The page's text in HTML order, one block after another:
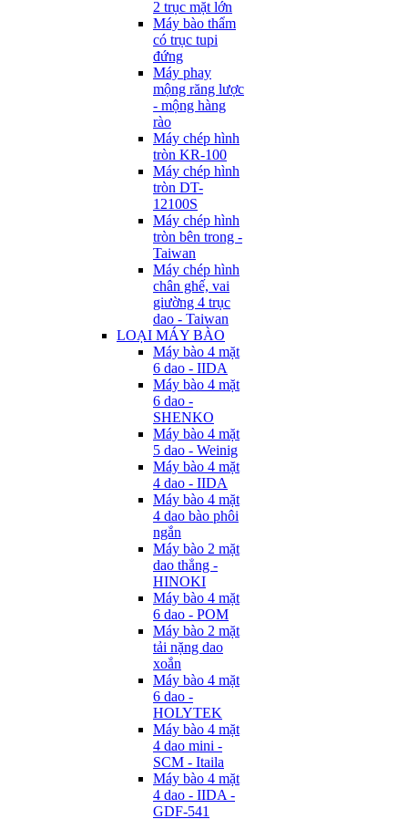
2 trục mặt lớn
Máy bào thẩm
có trục tupi
đứng
Máy phay
mộng răng lược
- mộng hàng
rào
Máy chép hình
tròn KR-100
Máy chép hình
tròn DT-
12100S
Máy chép hình
tròn bên trong -
Taiwan
Máy chép hình
chân ghế, vai
giường 4 trục
dao - Taiwan
LOẠI MÁY BÀO
Máy bào 4 mặt
6 dao - IIDA
Máy bào 4 mặt
6 dao -
SHENKO
Máy bào 4 mặt
5 dao - Weinig
Máy bào 4 mặt
4 dao - IIDA
Máy bào 4 mặt
4 dao bào phôi
ngắn
Máy bào 2 mặt
dao thẳng -
HINOKI
Máy bào 4 mặt
6 dao - POM
Máy bào 2 mặt
tải nặng dao
xoắn
Máy bào 4 mặt
6 dao -
HOLYTEK
Máy bào 4 mặt
4 dao mini -
SCM - Itaila
Máy bào 4 mặt
4 dao - IIDA -
GDF-541